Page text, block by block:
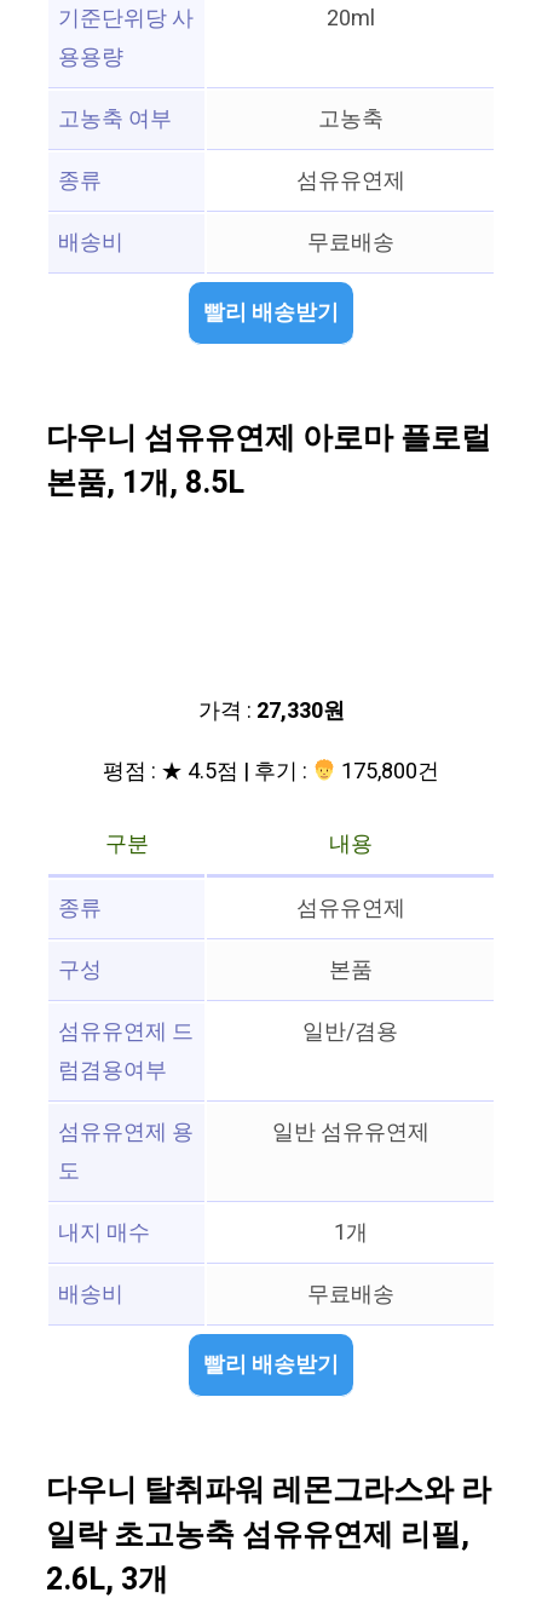
기준단위당 사
용용량
20ml
고농축 여부
고농축
종류
섬유유연제
배송비
무료배송
빨리 배송받기
다우니 섬유유연제 아로마 플로럴
본품, 1개, 8.5L
가격 : 27,330원
평점 : ★ 4.5점 | 후기 :
175,800건
구분
내용
종류
섬유유연제
구성
본품
섬유유연제 드
럼겸용여부
일반/겸용
섬유유연제 용
도
일반 섬유유연제
내지 매수
1개
배송비
무료배송
빨리 배송받기
다우니 탈취파워 레몬그라스와 라
일락 초고농축 섬유유연제 리필,
2.6L, 3개